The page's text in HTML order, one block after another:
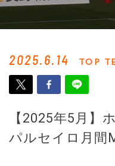
2025.6.14 TOP
【2025年5月】
パルセイロ月間